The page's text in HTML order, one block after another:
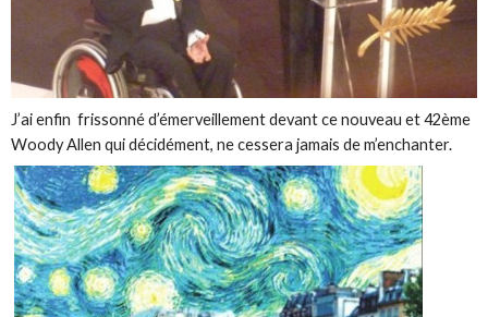
J’ai enfin frissonné d’émerveillement devant ce nouveau et 42ème
Woody Allen qui décidément, ne cessera jamais de m’enchanter.